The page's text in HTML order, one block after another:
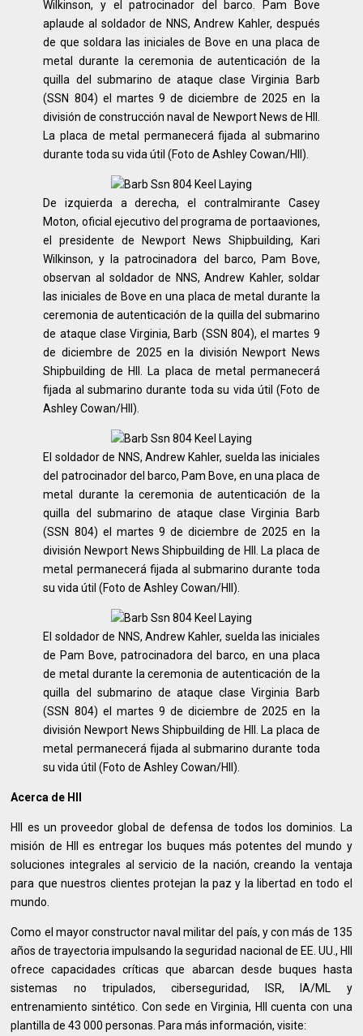
Wilkinson, y el patrocinador del barco. Pam Bove
aplaude al soldador de NNS, Andrew Kahler, después
de que soldara las iniciales de Bove en una placa de
metal durante la ceremonia de autenticación de la
quilla del submarino de ataque clase Virginia Barb
(SSN 804) el martes 9 de diciembre de 2025 en la
división de construcción naval de Newport News de HII.
La placa de metal permanecerá fijada al submarino
durante toda su vida útil (Foto de Ashley Cowan/HII).
De izquierda a derecha, el contralmirante Casey
Moton, oficial ejecutivo del programa de portaaviones,
el presidente de Newport News Shipbuilding, Kari
Wilkinson, y la patrocinadora del barco, Pam Bove,
observan al soldador de NNS, Andrew Kahler, soldar
las iniciales de Bove en una placa de metal durante la
ceremonia de autenticación de la quilla del submarino
de ataque clase Virginia, Barb (SSN 804), el martes 9
de diciembre de 2025 en la división Newport News
Shipbuilding de HII. La placa de metal permanecerá
fijada al submarino durante toda su vida útil (Foto de
Ashley Cowan/HII).
El soldador de NNS, Andrew Kahler, suelda las iniciales
del patrocinador del barco, Pam Bove, en una placa de
metal durante la ceremonia de autenticación de la
quilla del submarino de ataque clase Virginia Barb
(SSN 804) el martes 9 de diciembre de 2025 en la
división Newport News Shipbuilding de HII. La placa de
metal permanecerá fijada al submarino durante toda
su vida útil (Foto de Ashley Cowan/HII).
El soldador de NNS, Andrew Kahler, suelda las iniciales
de Pam Bove, patrocinadora del barco, en una placa
de metal durante la ceremonia de autenticación de la
quilla del submarino de ataque clase Virginia Barb
(SSN 804) el martes 9 de diciembre de 2025 en la
división Newport News Shipbuilding de HII. La placa de
metal permanecerá fijada al submarino durante toda
su vida útil (Foto de Ashley Cowan/HII).
Acerca de HII
HII es un proveedor global de defensa de todos los dominios. La
misión de HII es entregar los buques más potentes del mundo y
soluciones integrales al servicio de la nación, creando la ventaja
para que nuestros clientes protejan la paz y la libertad en todo el
mundo.
Como el mayor constructor naval militar del país, y con más de 135
años de trayectoria impulsando la seguridad nacional de EE. UU., HII
ofrece capacidades críticas que abarcan desde buques hasta
sistemas no tripulados, ciberseguridad, ISR, IA/ML y
entrenamiento sintético. Con sede en Virginia, HII cuenta con una
plantilla de 43 000 personas. Para más información, visite: